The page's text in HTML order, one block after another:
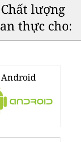
lượng
thực cho:
Android